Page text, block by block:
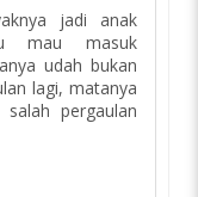
jadi anak
mau masuk
udah bukan
lagi, matanya
pergaulan